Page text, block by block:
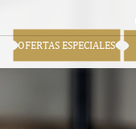
OFERTAS ESPECIALES
los establos.